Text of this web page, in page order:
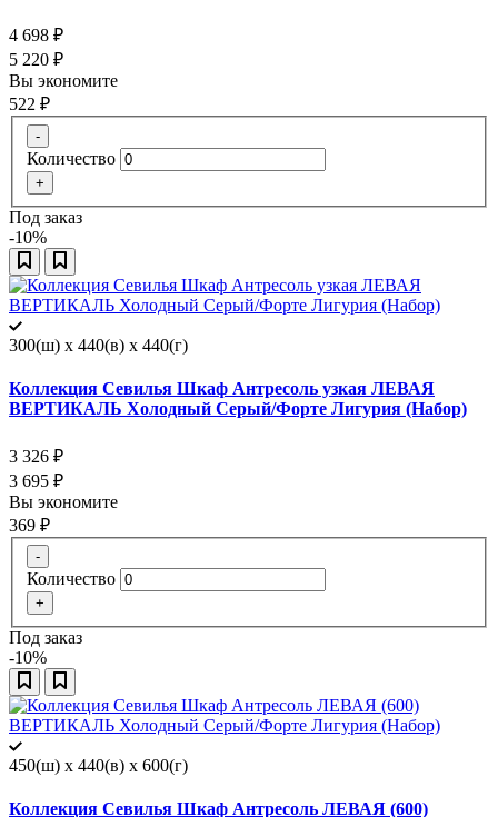
4 698 ₽
5 220 ₽
Вы экономите
522 ₽
-
Количество
+
Под заказ
-10%
300(ш) x 440(в) x 440(г)
Коллекция Севилья Шкаф Антресоль узкая ЛЕВАЯ
ВЕРТИКАЛЬ Холодный Серый/Форте Лигурия (Набор)
3 326 ₽
3 695 ₽
Вы экономите
369 ₽
-
Количество
+
Под заказ
-10%
450(ш) x 440(в) x 600(г)
Коллекция Севилья Шкаф Антресоль ЛЕВАЯ (600)